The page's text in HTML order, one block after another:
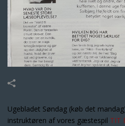
Ugebladet Søndag (køb det
instruktøren af vores gæstespil TIT